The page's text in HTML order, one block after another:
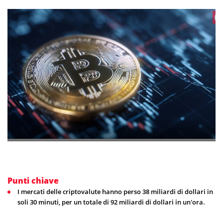
Punti chiave
I mercati delle criptovalute hanno perso 38 miliardi di dollari in
soli 30 minuti, per un totale di 92 miliardi di dollari in un'ora.